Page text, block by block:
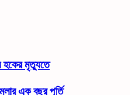
হকের মৃত্যুতে
এক বছর পূর্তি